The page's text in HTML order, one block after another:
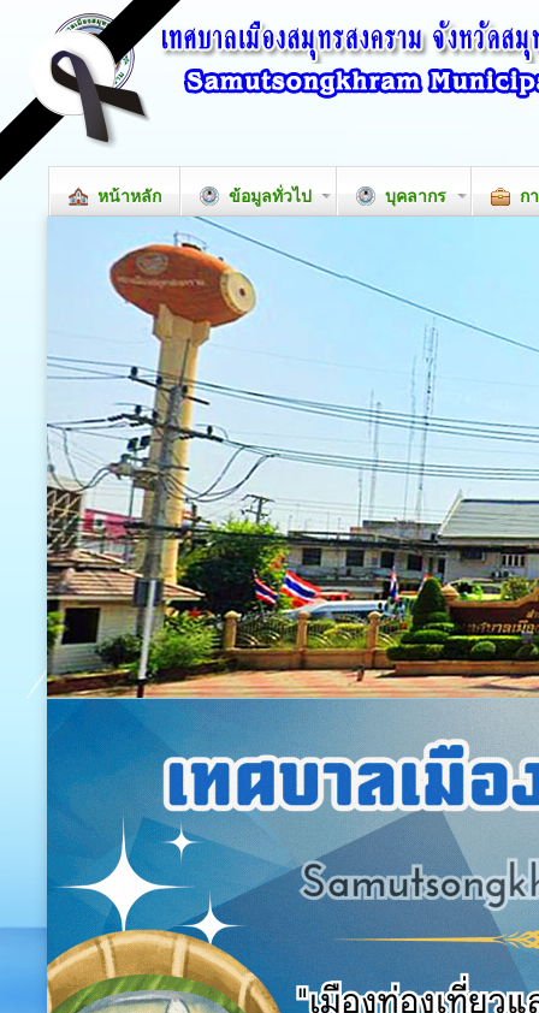
หน้าหลัก ข้อมูลทั่วไป บุคลากร ก